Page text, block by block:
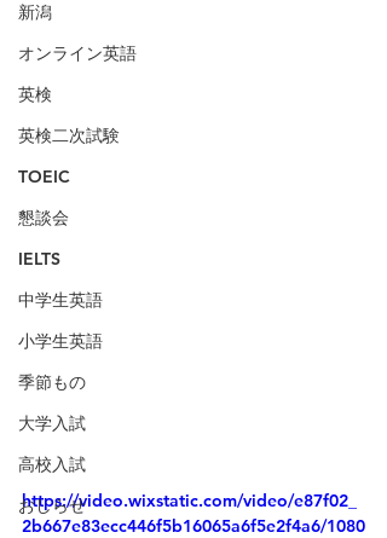
新潟
オンライン英語
英検
英検二次試験
TOEIC
懇談会
IELTS
中学生英語
小学生英語
季節もの
大学入試
高校入試
おしらせ
https://video.wixstatic.com/video/e87f02_
2b667e83ecc446f5b16065a6f5e2f4a6/1080